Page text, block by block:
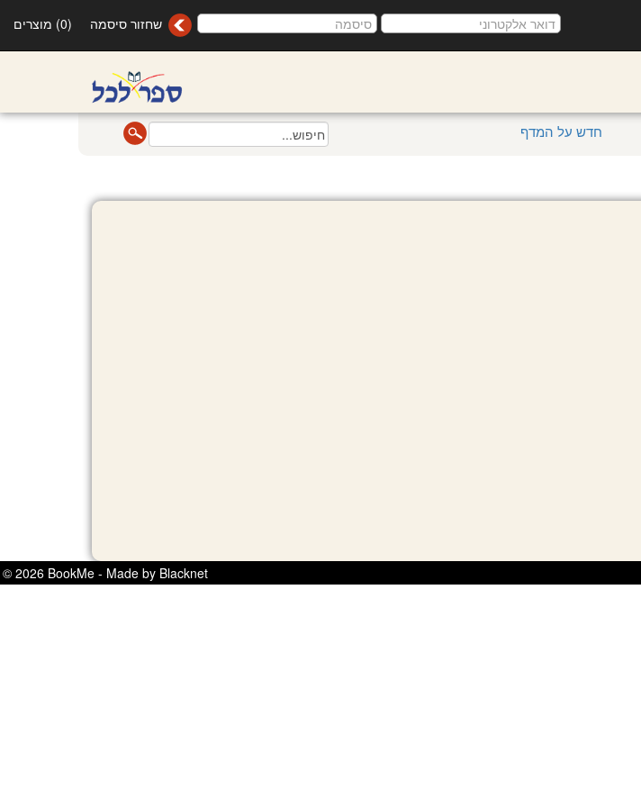
שחזור סיסמה (0) מוצרים
חדש על המדף
© 2026 BookMe - Made by Blacknet